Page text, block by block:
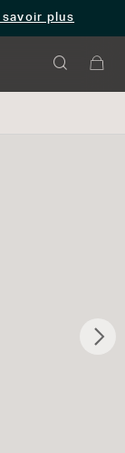
savoir plus